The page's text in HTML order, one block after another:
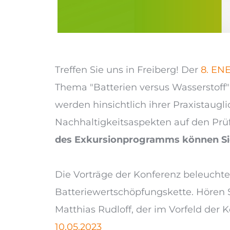
Treffen Sie uns in Freiberg! Der 8.
Thema "Batterien versus
werden hinsichtlich ihrer
Nachhaltigkeitsaspekten auf den
des Exkursionprogramms können
Die Vorträge der Konferenz
Batteriewertschöpfungskette. Hören
Matthias Rudloff, der im Vorfeld der
10.05.2023